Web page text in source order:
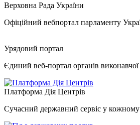
Верховна Рада України
Офіційний вебпортал парламенту
Урядовий портал
Єдиний веб-портал органів
Платформа Дія Центрів
Сучасний державний сервіс у